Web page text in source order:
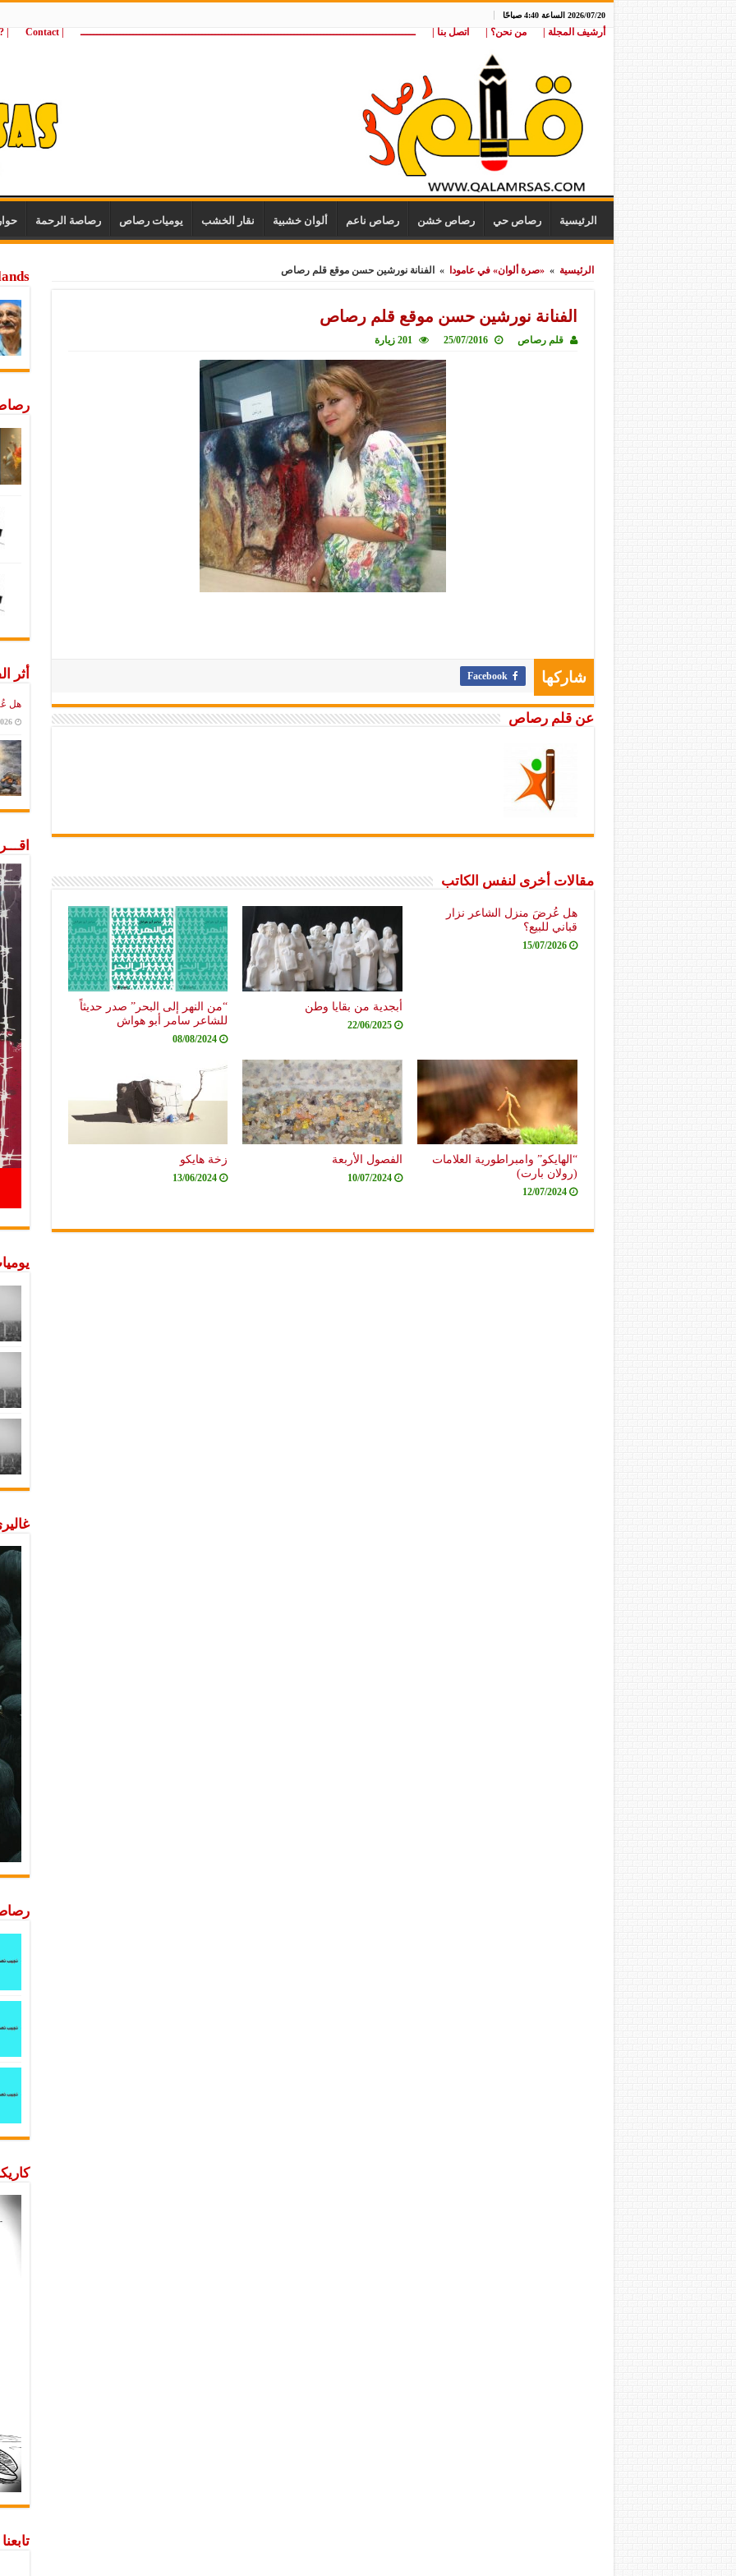
2026/07/20 الساعة 4:40 صباحًا
أرشيف المجلة | من نحن؟ | اتصل بنا | ــــــــــــــــــــــــــــــــــــــــــــــــــــــــــــــــــــــــــــــــــــــــــــــــــــــ | Contact
wij
الرئيسية رصاص حي رصاص خشن رصاص ناعم ألوان خشبية نقار الخشب يوميات رصاص رصاصة الرحمة
الرئيسية » «صرة ألوان» في عامودا » الفنانة نورشين حسن موقع قلم رصاص
الفنانة نورشين حسن موقع قلم رصاص
قلم رصاص 25/07/2016 201 زيارة
شاركها Facebook
عن قلم رصاص
مقالات أخرى لنفس الكاتب
هل عُرضَ منزل الشاعر نزار
قباني للبيع؟
15/07/2026
أبجدية من بقايا وطن
22/06/2025
“من النهر إلى البحر” صدر حديثاً
للشاعر سامر أبو هواش
08/08/2024
“الهايكو” وامبراطورية العلامات
(رولان بارت)
12/07/2024
الفصول الأربعة
10/07/2024
زخة هايكو
13/06/2024
أثر
هل